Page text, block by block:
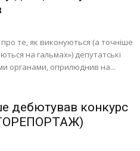
те, як виконуються (а точніше
на гальмах») депутатські
органами, оприлюднив на...
дебютував конкурс